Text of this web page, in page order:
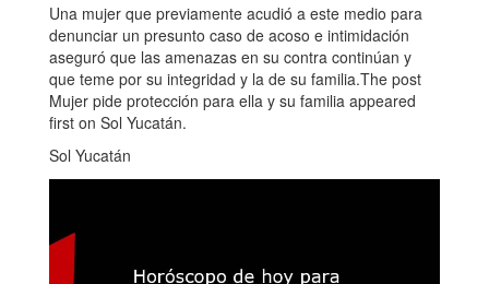
Una mujer que previamente acudió a este medio para
denunciar un presunto caso de acoso e intimidación
aseguró que las amenazas en su contra continúan y
que teme por su integridad y la de su familia.The post
Mujer pide protección para ella y su familia appeared
first on Sol Yucatán.
Sol Yucatán